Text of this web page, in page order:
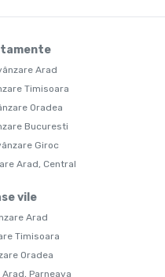
Arad
Timisoara
Oradea
Bucuresti
Giroc
Arad, Central
vile
Arad
Timisoara
Oradea
Parneava